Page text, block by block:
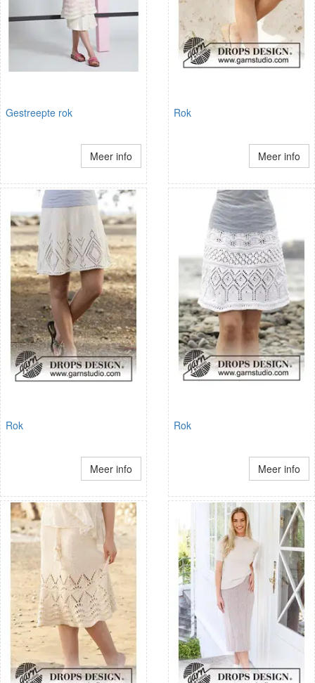
Gestreepte rok
Meer info
Rok
Meer info
Rok
Meer info
Rok
Meer info